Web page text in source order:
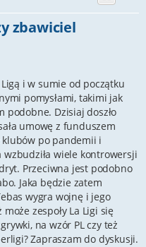
zbawiciel
i w sumie od początku
pomysłami, takimi jak
podobne. Dzisiaj doszło
umowę z funduszem
klubów po pandemii i
wiele kontrowersji
Przeciwna jest podobno
Jaka będzie zatem
wygra wojnę i jego
zespoły La Ligi się
na wzór PL czy też
Zapraszam do dyskusji.